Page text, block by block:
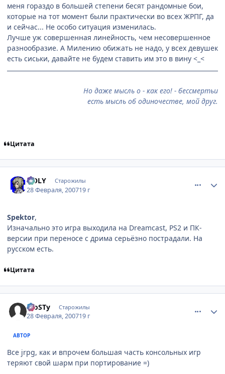
меня гораздо в большей степени бесят рандомные бои,
которые на тот момент были практически во всех ЖРПГ, да
и сейчас... Не особо ситуация изменилась.
Лучше уж совершенная линейность, чем несовершенное
разнообразие. А Милению обижать не надо, у всех девушек
есть сиськи, давайте не будем ставить им это в вину <_<
Но даже мысль о - как его! - бессмертьи
есть мысль об одиночестве, мой друг.
Цитата
HOLY Старожилы
28 Февраля, 200719 г
Spektor,
Изначально это игра выходила на Dreamcast, PS2 и ПК-
версии при переносе с дрима серьёзно пострадали. На
русском есть.
Цитата
FroSTу Старожилы
28 Февраля, 200719 г
АВТОР
Все jrpg, как и впрочем большая часть консольных игр
теряют свой шарм при портирование =)